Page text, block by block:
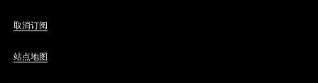
取消订阅
站点地图